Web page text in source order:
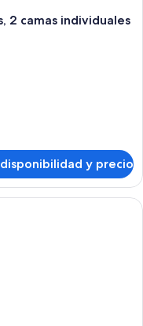
2 camas individuales
y precio
de hotel con cama,